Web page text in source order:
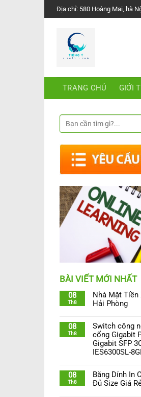
Chuyển
đến
Địa chỉ: 580 Hoàng Mai, hà
TRANG CHỦ GIỚI
BÀI VIẾT MỚI NHẤT
08
Th8
Nhà Mặt Tiền
Hải Phòng
08
Th8
Switch công
cổng Gigabit
Gigabit SFP
IES6300SL-
08
Th8
Băng Dính In
Đủ Size Giá